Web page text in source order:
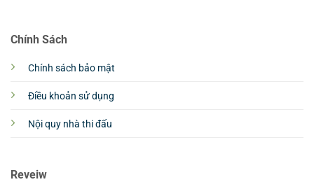
Chính Sách
Chính sách bảo mật
Điều khoản sử dụng
Nội quy nhà thi đấu
Reveiw